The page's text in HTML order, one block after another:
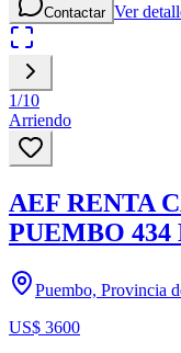
Contactar Ver
1/10
Arriendo
AEF RENTA
PUEMBO
Puembo, Provincia
US$ 3600